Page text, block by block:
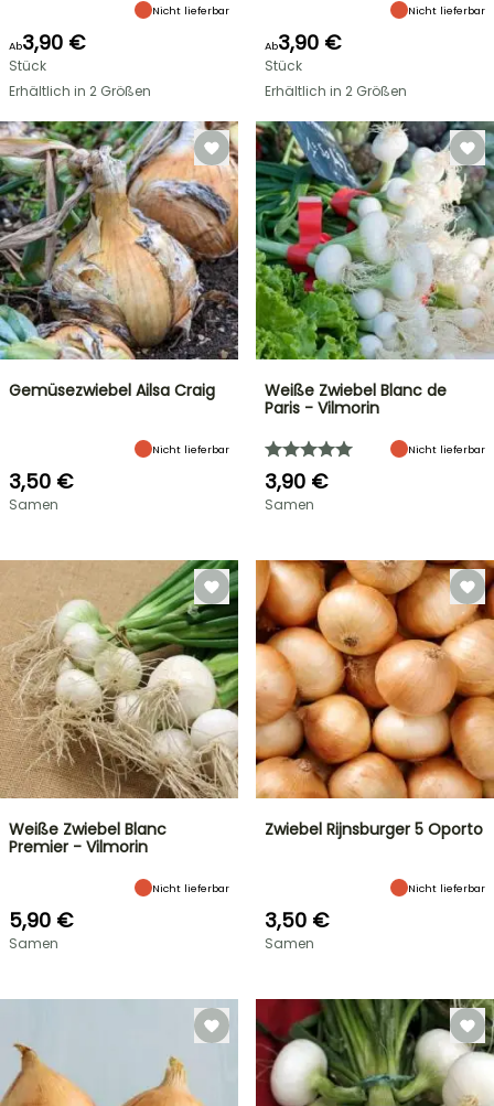
Nicht lieferbar
Ab3,90 €
Stück
Erhältlich in 2 Größen
Nicht lieferbar
Ab3,90 €
Stück
Erhältlich in 2 Größen
Gemüsezwiebel Ailsa Craig
Nicht lieferbar
3,50 €
Samen
Weiße Zwiebel Blanc de
Paris - Vilmorin
Nicht lieferbar
3,90 €
Samen
Weiße Zwiebel Blanc
Premier - Vilmorin
Nicht lieferbar
5,90 €
Samen
Zwiebel Rijnsburger 5 Oporto
Nicht lieferbar
3,50 €
Samen